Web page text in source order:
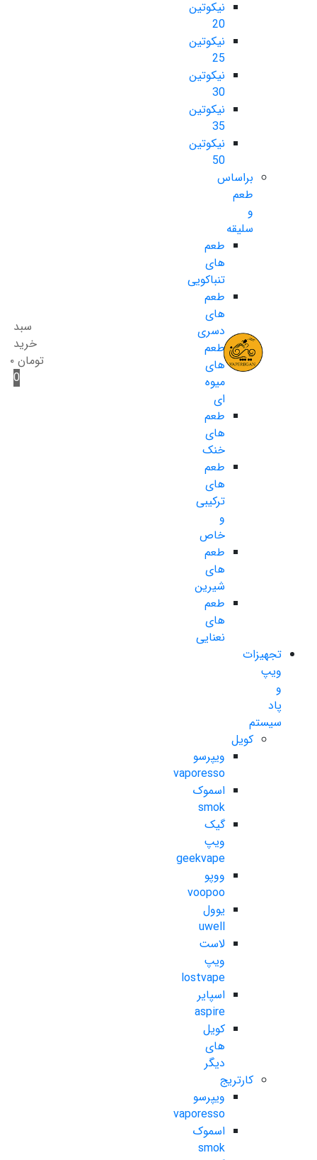
نیکوتین
20
نیکوتین
25
نیکوتین
30
نیکوتین
35
نیکوتین
50
براساس
طعم
و
سلیقه
طعم
های
تنباکویی
طعم
های
دسری
طعم
های
میوه
ای
طعم
های
خنک
طعم
های
ترکیبی
و
خاص
طعم
های
شیرین
طعم
های
نعنایی
تجهیزات
ویپ
و
پاد
سیستم
کویل
ویپرسو
vaporesso
اسموک
smok
گیک
ویپ
geekvape
ووپو
voopoo
یوول
uwell
لاست
ویپ
lostvape
اسپایر
aspire
کویل
های
دیگر
کارتریج
ویپرسو
vaporesso
اسموک
smok
سبد
خرید
تومان ۰
0